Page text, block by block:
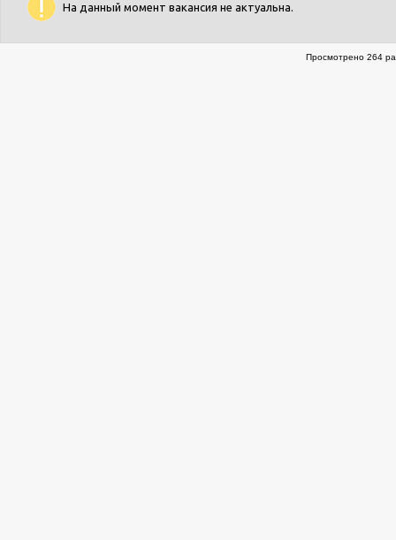
На данный момент вакансия не актуальна.
Просмотрено 264